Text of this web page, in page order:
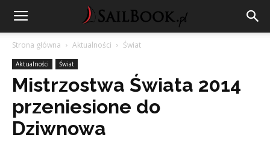
Strona główna Aktualności Świat
Aktualności Świat
Mistrzostwa Świata 2014
przeniesione do
Dziwnowa